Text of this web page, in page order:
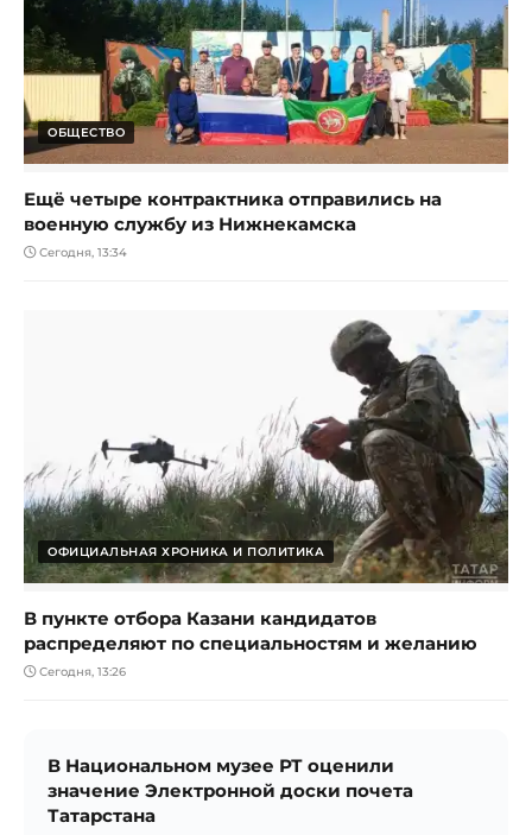
ОБЩЕСТВО
Ещё четыре контрактника отправились на
военную службу из Нижнекамска
Сегодня, 13:34
ОФИЦИАЛЬНАЯ ХРОНИКА И ПОЛИТИКА
В пункте отбора Казани кандидатов
распределяют по специальностям и желанию
Сегодня, 13:26
В Национальном музее РТ оценили
значение Электронной доски почета
Татарстана